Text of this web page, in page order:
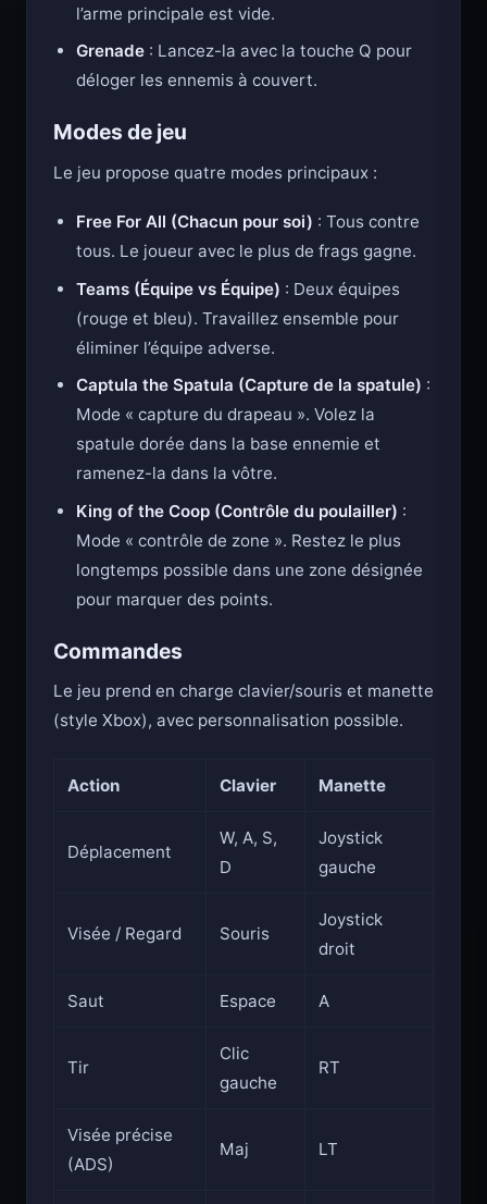
l’arme principale est vide.
Grenade : Lancez-la avec la touche Q pour
déloger les ennemis à couvert.
Modes de jeu
Le jeu propose quatre modes principaux :
Free For All (Chacun pour soi) : Tous contre
tous. Le joueur avec le plus de frags gagne.
Teams (Équipe vs Équipe) : Deux équipes
(rouge et bleu). Travaillez ensemble pour
éliminer l’équipe adverse.
Captula the Spatula (Capture de la spatule) :
Mode « capture du drapeau ». Volez la
spatule dorée dans la base ennemie et
ramenez-la dans la vôtre.
King of the Coop (Contrôle du poulailler) :
Mode « contrôle de zone ». Restez le plus
longtemps possible dans une zone désignée
pour marquer des points.
Commandes
Le jeu prend en charge clavier/souris et manette
(style Xbox), avec personnalisation possible.
Action Clavier Manette
Déplacement
W, A, S,
D
Joystick
gauche
Visée / Regard Souris
Joystick
droit
Saut Espace A
Tir
Clic
gauche
RT
Visée précise
(ADS)
Maj LT